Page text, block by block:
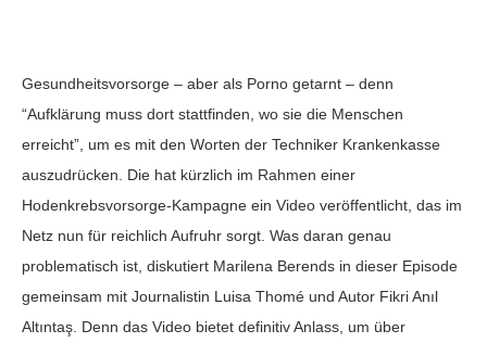
Gesundheitsvorsorge – aber als Porno getarnt – denn
“Aufklärung muss dort stattfinden, wo sie die Menschen
erreicht”, um es mit den Worten der Techniker Krankenkasse
auszudrücken. Die hat kürzlich im Rahmen einer
Hodenkrebsvorsorge-Kampagne ein Video veröffentlicht, das im
Netz nun für reichlich Aufruhr sorgt. Was daran genau
problematisch ist, diskutiert Marilena Berends in dieser Episode
gemeinsam mit Journalistin Luisa Thomé und Autor Fikri Anıl
Altıntaş. Denn das Video bietet definitiv Anlass, um über